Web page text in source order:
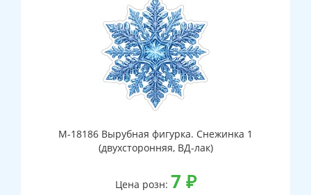
М-18186 Вырубная фигурка. Снежинка 1
(двухсторонняя, ВД-лак)
Цена розн: 7 ₽